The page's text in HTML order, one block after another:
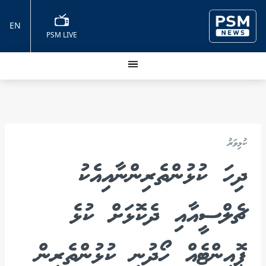
PSM LIVE
EN
ކުޅިވަރު
ދިހަ ކުޅުންތެރިންނާއިއެކު
ޗެލްސީއާއި ދެކޮޅަށް ކުޅެ
ޕޮއިންޓެއް ހޯދުނީ ކުޅުންތެރިން